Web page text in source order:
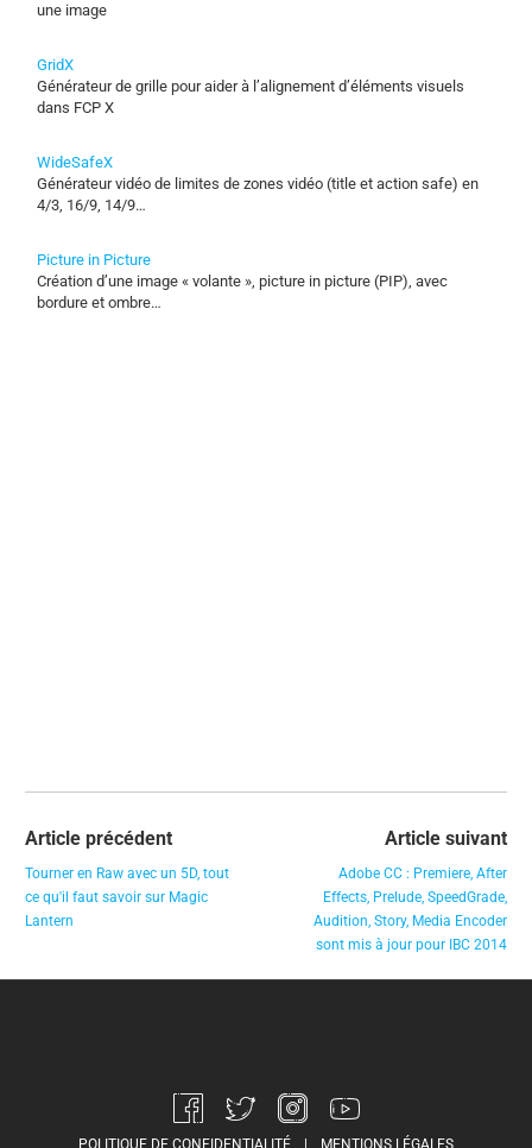
une image
GridX
Générateur de grille pour aider à l’alignement d’éléments visuels
dans FCP X
WideSafeX
Générateur vidéo de limites de zones vidéo (title et action safe) en
4/3, 16/9, 14/9…
Picture in Picture
Création d’une image « volante », picture in picture (PIP), avec
bordure et ombre…
Article précédent
Tourner en Raw avec un 5D, tout
ce qu'il faut savoir sur Magic
Lantern
Article suivant
Adobe CC : Premiere, After
Effects, Prelude, SpeedGrade,
Audition, Story, Media Encoder
sont mis à jour pour IBC 2014